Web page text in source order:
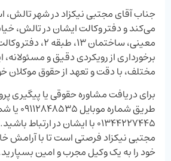
جناب آقای مجتبی نیکزاد در شهر تالش،
می‌کند و دفتر وکالت ایشان در تالش،
معینی، ساختمان
برخورداری از رویکردی دقیق و
مختلف، با دقت و تعهد از حقوق موکلان
برای دریافت مشاوره حقوقی یا پیگیری
طریق شماره
۰۱۳۴۴۲۲۷۴۴۵ با ایشان در
مجتبی نیکزاد فرصتی است تا با آرامش
خود را به یک وکیل مجرب و امین